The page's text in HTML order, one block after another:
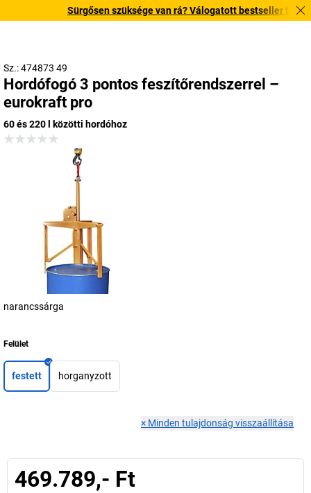
Sürgősen szüksége van rá? Válogatott bestseller
Sz.: 474873 49
Hordófogó 3 pontos feszítőrendszerrel –
eurokraft pro
60 és 220 l közötti hordóhoz
narancssárga
Felület
festett horganyzott
× Minden tulajdonság visszaállítása
469.789,- Ft